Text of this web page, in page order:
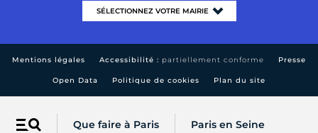
Menu Que faire à Paris Paris en Seine
Mentions légales Accessibilité : partiellement conforme Presse
Open Data Politique de cookies Plan du site